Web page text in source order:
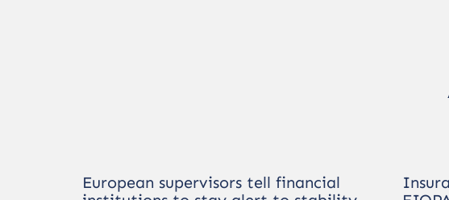
European supervisors tell financial